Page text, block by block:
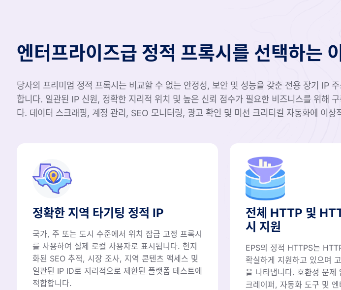
엔터프라이즈급 정적 프록시를 선택하는
당사의 프리미엄 정적 프록시는 비교할 수 없는 안정성, 보안 및 성능을 갖춘 전용 장기 IP
합니다. 일관된 IP 신원, 정확한 지리적 위치 및 높은 신뢰 점수가 필요한 비즈니스를 위해 구
다. 데이터 스크래핑, 계정 관리, SEO 모니터링, 광고 확인 및 미션 크리티컬 자동화에 이상
정확한 지역 타기팅 정적 IP
국가, 주 또는 도시 수준에서 위치 잠금 고정 프록시
를 사용하여 실제 로컬 사용자로 표시됩니다. 현지
화된 SEO 추적, 시장 조사, 지역 콘텐츠 액세스 및
일관된 IP ID로 지리적으로 제한된 플랫폼 테스트에
적합합니다.
전체 HTTP 및
시 지원
EPS의 정적 HTTPS는
확실하게 지원하고 있으며
을 나타냅니다. 호환성 문제
크레이퍼, 자동화 도구 및